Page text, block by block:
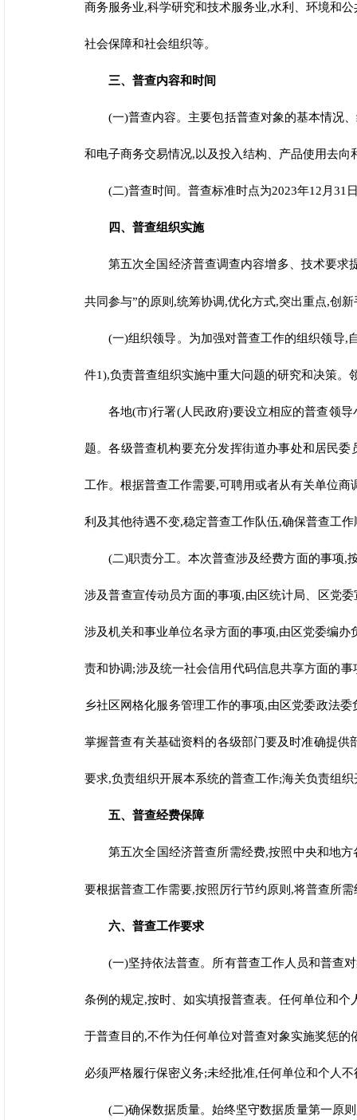
商务服务业,科学研究和技术服务业,水利、环境和
社会保障和社会组织等。
三、普查内容和时间
(一)普查内容。主要包括普查对象的基本情况
和电子商务交易情况,以及投入结构、产品使用去向
(二)普查时间。普查标准时点为2023年12月31
四、普查组织实施
第五次全国经济普查调查内容增多、技术要求
共同参与”的原则,统筹协调,优化方式,突出重点,创
(一)组织领导。为加强对普查工作的组织领导,
件1),负责普查组织实施中重大问题的研究和决策。
各地(市)行署(人民政府)要设立相应的普查领导
题。各级普查机构要充分发挥街道办事处和居民
工作。根据普查工作需要,可聘用或者从有关单位
利及其他待遇不变,稳定普查工作队伍,确保普查工作
(二)职责分工。本次普查涉及经费方面的事项,
涉及普查宣传动员方面的事项,由区统计局、区党
涉及机关和事业单位名录方面的事项,由区党委编
责和协调;涉及统一社会信用代码信息共享方面的
乡社区网格化服务管理工作的事项,由区党委政法
掌握普查有关基础资料的各级部门要及时准确提
要求,负责组织开展本系统的普查工作;海关负责组织
五、普查经费保障
第五次全国经济普查所需经费,按照中央和地
要根据普查工作需要,按照厉行节约原则,将普查所
六、普查工作要求
(一)坚持依法普查。所有普查工作人员和普查
条例的规定,按时、如实填报普查表。任何单位和
于普查目的,不作为任何单位对普查对象实施奖惩
必须严格履行保密义务;未经批准,任何单位和个人
(二)确保数据质量。始终坚守数据质量第一原